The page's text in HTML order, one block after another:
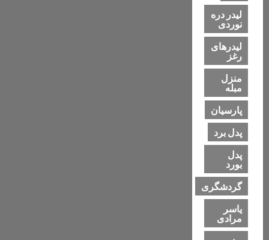
لیدر دره
نوردی
لیدرهای
رغز
منزل
مبله
پارسیان
پدل برد
پدل
بورد
گردشگری
یاسر
مرادی